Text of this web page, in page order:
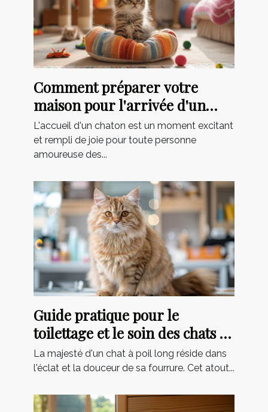
Comment préparer votre
maison pour l'arrivée d'un
nouveau chaton
L'accueil d'un chaton est un moment excitant
et rempli de joie pour toute personne
amoureuse des...
Guide pratique pour le
toilettage et le soin des chats à
poil long
La majesté d'un chat à poil long réside dans
l'éclat et la douceur de sa fourrure. Cet atout...